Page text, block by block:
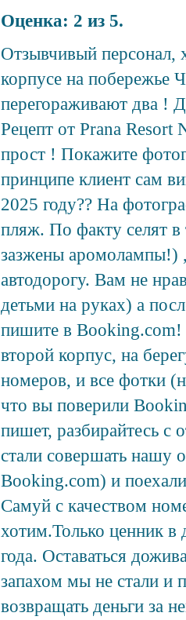
Оценка: 2 из 5.
Отзывчивый персонал,
корпусе на побережье
перегораживают два !
Рецепт от Prana Resort
прост ! Покажите
принципе клиент сам
2025 году?? На
пляж. По факту селят
зазжены аромолампы!)
автодорогу. Вам не
детьми на руках) а
пишите в Booking.com!
второй корпус, на
номеров, и все фотки
что вы поверили
пишет, разбирайтесь
стали совершать нашу
Booking.com) и
Самуй с качеством
хотим.Только ценник в
года. Оставаться
запахом мы не стали и
возвращать деньги за